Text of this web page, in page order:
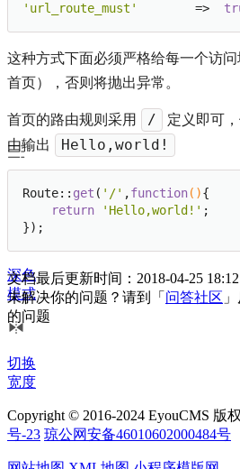
'url_route_must'
		=>
这种方式下面必须严格给每一个访
首页），否则将抛出异常。
首页的路由规则采用
/
定义即可
由输出
Hello,world!
Route:: get ( '/' ,function(){
return
'Hello,world!' ;
});
文档最后更新时间：2018-04-25
未解决你的问题？请到「 问答社区
的问题
文档
深色
模式
切换
宽度
Copyright © 2016-2024 EyouCMS 版
号-23 琼公网安备46010602000484号